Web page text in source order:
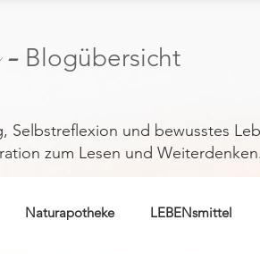
- Blogübersicht
Selbstreflexion und bewusstes
zum Lesen und Weiterdenken.
Naturapotheke LEBENsmittel